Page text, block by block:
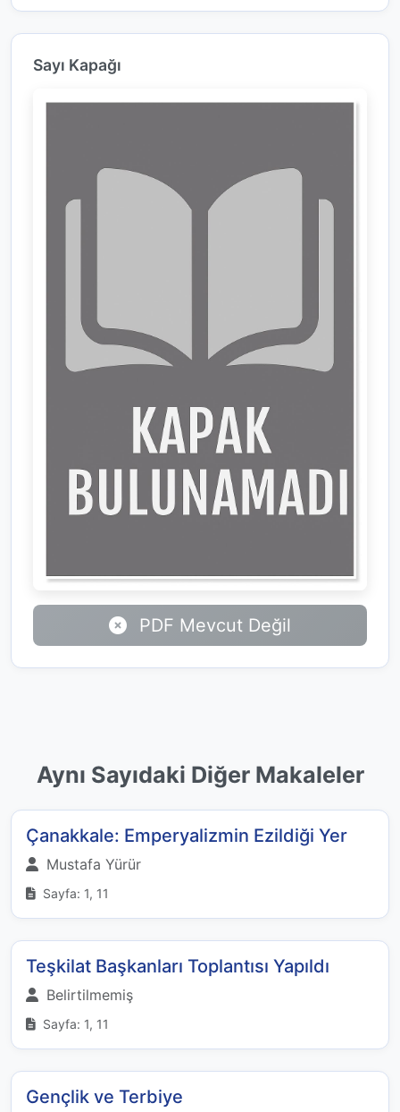
Sayı Kapağı
PDF Mevcut Değil
Aynı Sayıdaki Diğer Makaleler
Çanakkale: Emperyalizmin Ezildiği Yer
Mustafa Yürür
Sayfa: 1, 11
Teşkilat Başkanları Toplantısı Yapıldı
Belirtilmemiş
Sayfa: 1, 11
Gençlik ve Terbiye